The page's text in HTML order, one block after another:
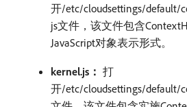
开/etc/cloudsettings/default/
js文件，该文件包含
JavaScript对象表示形式。
kernel.js： ​打
开/etc/cloudsettings/default/